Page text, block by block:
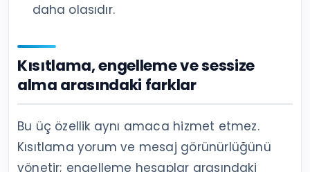
daha olasıdır.
Kısıtlama, engelleme ve sessize
alma arasındaki farklar
Bu üç özellik aynı amaca hizmet etmez.
Kısıtlama yorum ve mesaj görünürlüğünü
yönetir; engelleme hesaplar arasındaki